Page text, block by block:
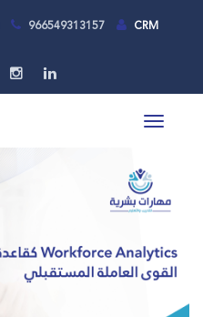
966549313157 CRM